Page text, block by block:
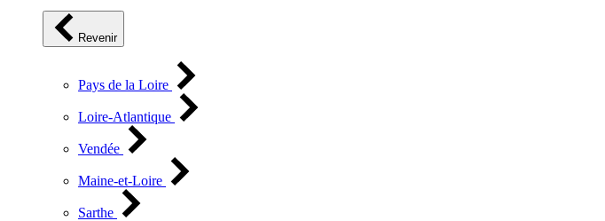
Revenir
Pays de la Loire
Loire-Atlantique
Vendée
Maine-et-Loire
Sarthe